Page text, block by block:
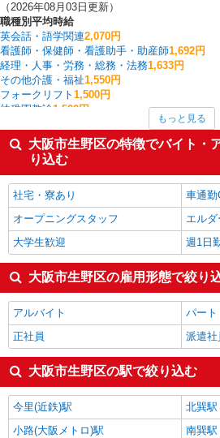
（2026年08月03日更新）
職種別平均時給
英会話・語学関連2,070円
看護師・保健師・看護助手・助産師1,692円
経理・人事・労務・総務・法務1,633円
その他介護・福祉1,550円
フォークリフト 1,500円
幼稚園教諭1,500円
保育スタッフ・ベビーシッター・学童保育
栄養士・管理栄養士1,450円
家電・携帯販売
大阪市生野区の他の職種の平均時給を見る
もっと見る
大阪市生野区の特徴でバイト・
り込む
社宅・寮あり
車通勤
オープニングスタッフ
エル
大学生歓迎
週1日
大阪市生野区の雇用形態で絞り
アルバイト
パート
正社員
派遣社
大阪市生野区の駅で絞り込む
今里(近鉄)駅
北巽駅
小路(大阪メトロ)駅
南巽駅